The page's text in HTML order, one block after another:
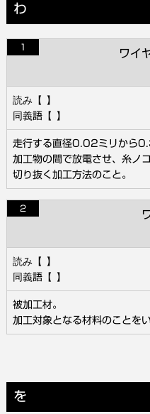
わ
1
ワイ
走行する直径0.02ミリから
加工物の間で放電させ、糸ノ
切り抜く加工方法のこと。
2
被加工材。
加工対象となる材料のことをい
を